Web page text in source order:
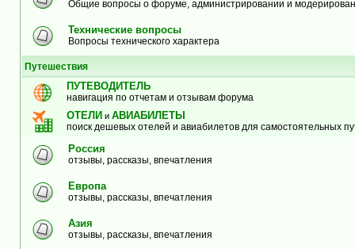
Общие вопросы о форуме, администрировании и
Технические вопросы
Вопросы технического характера
Путешествия
ПУТЕВОДИТЕЛЬ
навигация по отчетам и отзывам форума
ОТЕЛИ и АВИАБИЛЕТЫ
поиск дешевых отелей и авиабилетов для самостоятельных
Россия
отзывы, рассказы, впечатления
Европа
отзывы, рассказы, впечатления
Азия
отзывы, рассказы, впечатления